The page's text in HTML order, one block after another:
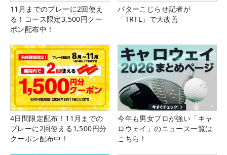
11月までのプレーに2回使え
る！コース限定3,500円クー
ポン配布中！
パターこじらせ記者が
「TRTL」で大改善
4日間限定配布！11月までの
プレーに2回使える1,500円分
クーポン配布中！
今年も男女プロが強い「キャ
ロウェイ」のニュース一覧は
こちら！